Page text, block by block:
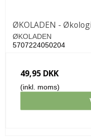
ØKOLADEN -
ØKOLADEN
5707224050204
49,95 DKK
(inkl. moms)